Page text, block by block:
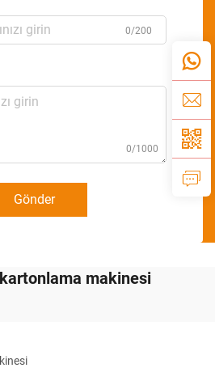
0/200
0/1000
Gönder
makinesi